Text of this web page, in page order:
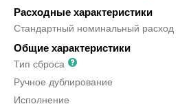
Расходные характеристики
Стандартный номинальный расход
Общие характеристики
Тип сброса
Ручное дублирование
Исполнение